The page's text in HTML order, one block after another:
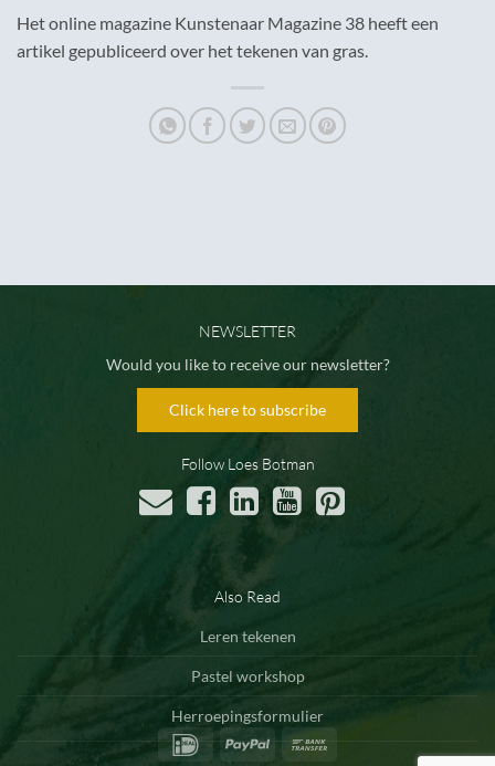
Het online magazine Kunstenaar Magazine 38 heeft een
artikel gepubliceerd over het tekenen van gras.
NEWSLETTER
Would you like to receive our newsletter?
Click here to subscribe
Follow Loes Botman
Also Read
Leren tekenen
Pastel workshop
Herroepingsformulier
IDeal
PayPal